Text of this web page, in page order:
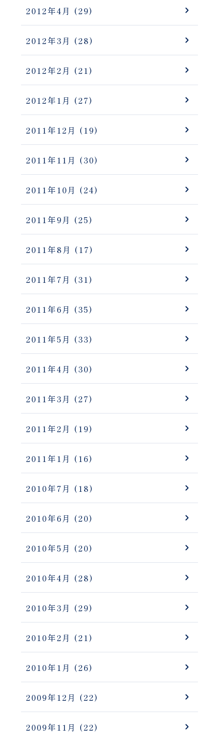
2012年4月 (29)
2012年3月 (28)
2012年2月 (21)
2012年1月 (27)
2011年12月 (19)
2011年11月 (30)
2011年10月 (24)
2011年9月 (25)
2011年8月 (17)
2011年7月 (31)
2011年6月 (35)
2011年5月 (33)
2011年4月 (30)
2011年3月 (27)
2011年2月 (19)
2011年1月 (16)
2010年7月 (18)
2010年6月 (20)
2010年5月 (20)
2010年4月 (28)
2010年3月 (29)
2010年2月 (21)
2010年1月 (26)
2009年12月 (22)
2009年11月 (22)